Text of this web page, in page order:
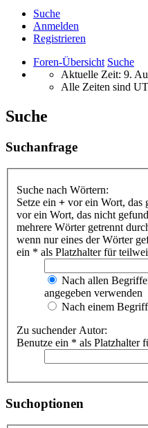
Suche
Anmelden
Registrieren
Foren-Übersicht Suche
Aktuelle Zeit: 9.
Alle Zeiten sind
Suche
Suchanfrage
Suche nach Wörtern:
Setze ein + vor ein Wort, das
vor ein Wort, das nicht
mehrere Wörter getrennt
wenn nur eines der Wörter
ein * als Platzhalter für
Nach allen
angegeben verwenden
Nach einem
Zu suchender Autor:
Benutze ein * als Platzhalter
Suchoptionen